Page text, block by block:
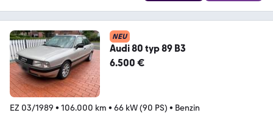
NEU
Audi 80 typ 89 B3
6.500 €
EZ 03/1989 • 106.000 km • 66 kW (90 PS) • Benzin